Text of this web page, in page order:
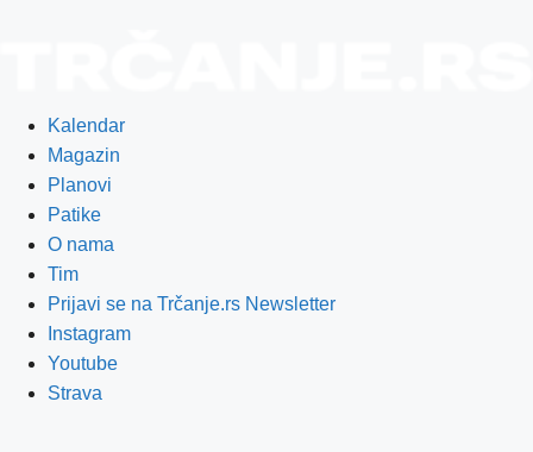
Kalendar
Magazin
Planovi
Patike
O nama
Tim
Prijavi se na Trčanje.rs Newsletter
Instagram
Youtube
Strava